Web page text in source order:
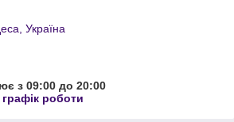
Україна
з 09:00 до 20:00
роботи